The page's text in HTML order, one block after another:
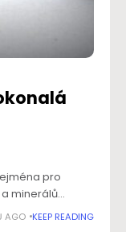
pro
a minerálů
Vsaďte
chlorelly
AGO KEEP READING